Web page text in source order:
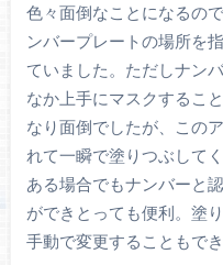
色々面倒なことになるの
ンバープレートの場所を
ていました。ただしナン
なか上手にマスクするこ
なり面倒でしたが、この
れて一瞬で塗りつぶして
ある場合でもナンバーと
ができとっても便利。塗
手動で変更することもでき